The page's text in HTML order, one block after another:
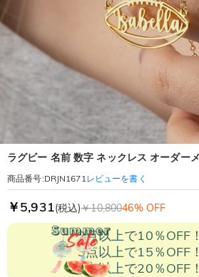
ラグビー 名前 数字 ネックレス オーダー
商品番号:DRJN1671レビューを書く
￥5,931(税込)￥10,80046% OFF
2点以上で10％OFF
3点以上で15％OFF
5点以上で20％OFF